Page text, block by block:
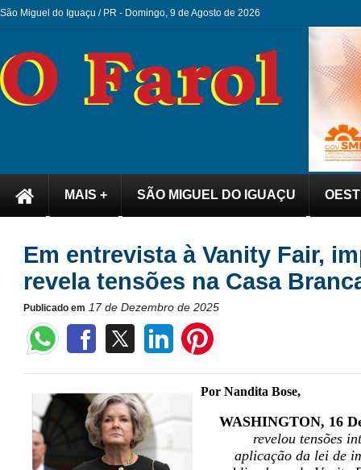
São Miguel do Iguaçu / PR - Domingo, 9 de Agosto de 2026
MAIS + SÃO MIGUEL DO IGUAÇU
Em entrevista à Vanity Fair,
revela tensões na Casa
Publicado em 17 de Dezembro de 2025
Por Nandita Bose,
WASHINGTON, 16
revelou tensões
aplicação da lei de